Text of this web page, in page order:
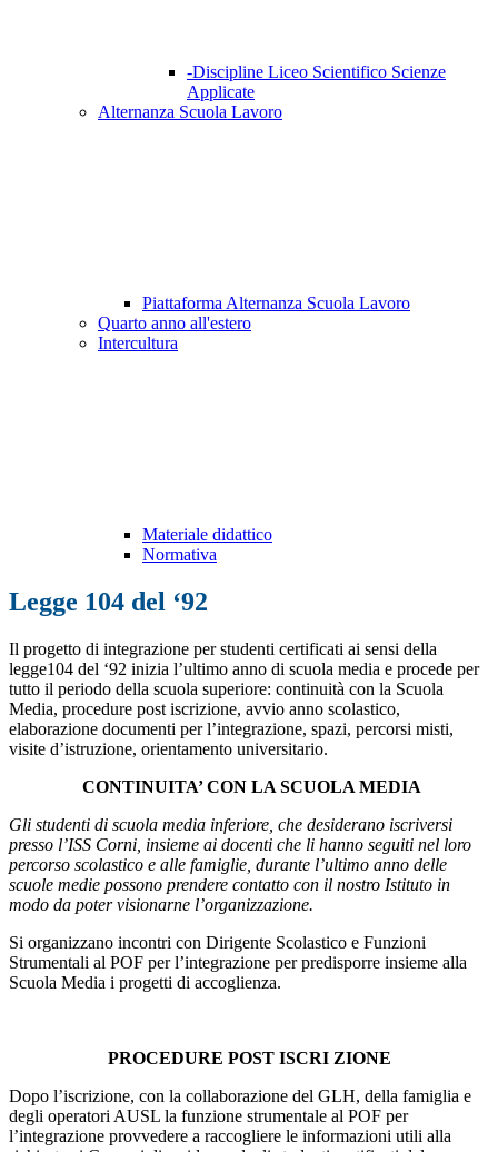
-Discipline Liceo Scientifico Scienze
Applicate
Alternanza Scuola Lavoro
Piattaforma Alternanza Scuola Lavoro
Quarto anno all'estero
Intercultura
Materiale didattico
Normativa
Legge 104 del ‘92
Il progetto di integrazione per studenti certificati ai sensi della
legge104 del ‘92 inizia l’ultimo anno di scuola media e procede per
tutto il periodo della scuola superiore: continuità con la Scuola
Media, procedure post iscrizione, avvio anno scolastico,
elaborazione documenti per l’integrazione, spazi, percorsi misti,
visite d’istruzione, orientamento universitario.
CONTINUITA’ CON LA SCUOLA MEDIA
Gli studenti di scuola media inferiore, che desiderano iscriversi
presso l’ISS Corni, insieme ai docenti che li hanno seguiti nel loro
percorso scolastico e alle famiglie, durante l’ultimo anno delle
scuole medie possono prendere contatto con il nostro Istituto in
modo da poter visionarne l’organizzazione.
Si organizzano incontri con Dirigente Scolastico e Funzioni
Strumentali al POF per l’integrazione per predisporre insieme alla
Scuola Media i progetti di accoglienza.
PROCEDURE POST ISCRI ZIONE
Dopo l’iscrizione, con la collaborazione del GLH, della famiglia e
degli operatori AUSL la funzione strumentale al POF per
l’integrazione provvedere a raccogliere le informazioni utili alla